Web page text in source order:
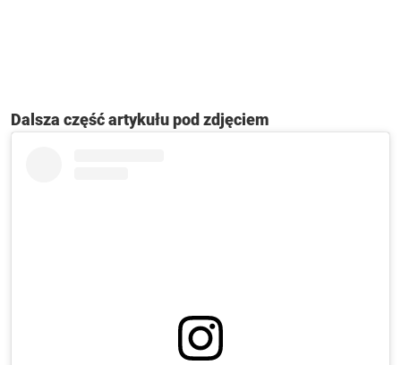
Dalsza część artykułu pod zdjęciem